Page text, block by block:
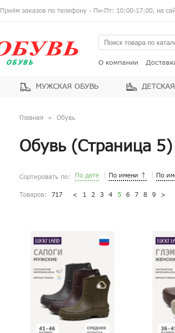
Приём заказов по телефону - Пн-Пт: 10:00-17:00, на
О компании
МУЖСКАЯ ОБУВЬ
Главная Обувь
Обувь (Страница 5)
Сортировать по: По дате По имени ↑ По
Товаров: 717 < 1 2 3 4 5 6 7 8 9 >